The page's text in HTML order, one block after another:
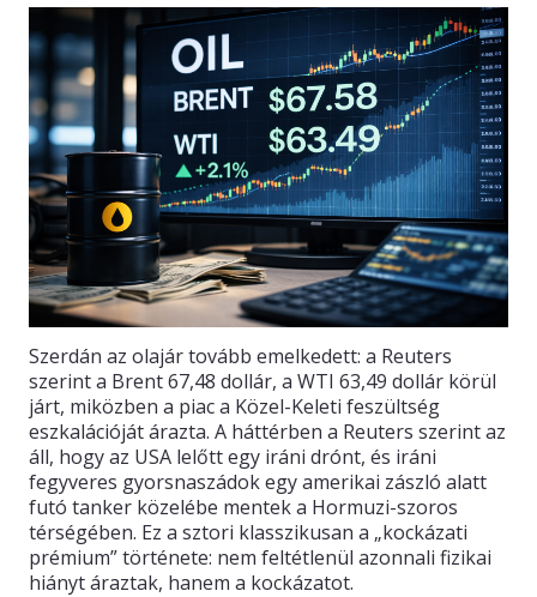
Szerdán az olajár tovább emelkedett: a Reuters
szerint a Brent 67,48 dollár, a WTI 63,49 dollár körül
járt, miközben a piac a Közel-Keleti feszültség
eszkalációját árazta. A háttérben a Reuters szerint az
áll, hogy az USA lelőtt egy iráni drónt, és iráni
fegyveres gyorsnaszádok egy amerikai zászló alatt
futó tanker közelébe mentek a Hormuzi-szoros
térségében. Ez a sztori klasszikusan a „kockázati
prémium” története: nem feltétlenül azonnali fizikai
hiányt áraztak, hanem a kockázatot.